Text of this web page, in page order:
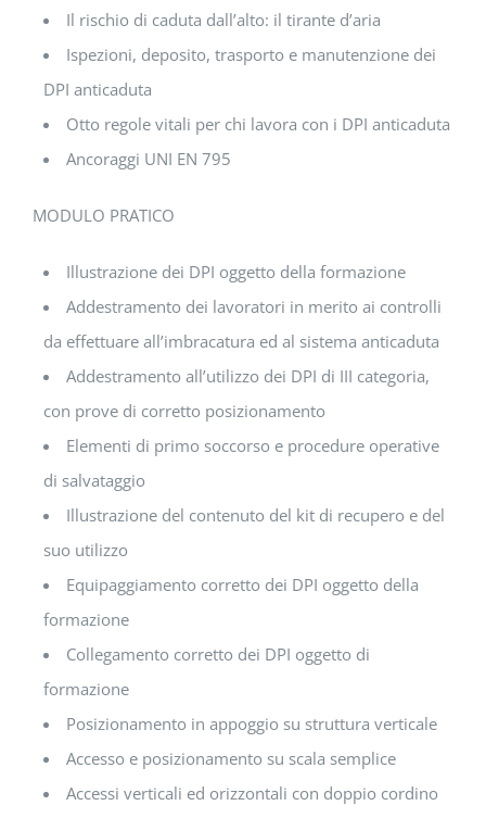
Il rischio di caduta dall’alto: il tirante d’aria
Ispezioni, deposito, trasporto e manutenzione dei
DPI anticaduta
Otto regole vitali per chi lavora con i DPI anticaduta
Ancoraggi UNI EN 795
MODULO PRATICO
Illustrazione dei DPI oggetto della formazione
Addestramento dei lavoratori in merito ai controlli
da effettuare all’imbracatura ed al sistema anticaduta
Addestramento all’utilizzo dei DPI di III categoria,
con prove di corretto posizionamento
Elementi di primo soccorso e procedure operative
di salvataggio
Illustrazione del contenuto del kit di recupero e del
suo utilizzo
Equipaggiamento corretto dei DPI oggetto della
formazione
Collegamento corretto dei DPI oggetto di
formazione
Posizionamento in appoggio su struttura verticale
Accesso e posizionamento su scala semplice
Accessi verticali ed orizzontali con doppio cordino